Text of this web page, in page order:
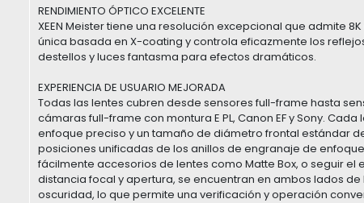
RENDIMIENTO ÓPTICO EXCELENTE
XEEN Meister tiene una resolución excepcional que admite
única basada en X-coating y controla eficazmente los
destellos y luces fantasma para efectos dramáticos.
EXPERIENCIA DE USUARIO MEJORADA
Todas las lentes cubren desde sensores full-frame hasta
cámaras full-frame con montura E PL, Canon EF y Sony.
enfoque preciso y un tamaño de diámetro frontal estándar
posiciones unificadas de los anillos de engranaje de
fácilmente accesorios de lentes como Matte Box, o seguir el
distancia focal y apertura, se encuentran en ambos lados
oscuridad, lo que permite una verificación y operación